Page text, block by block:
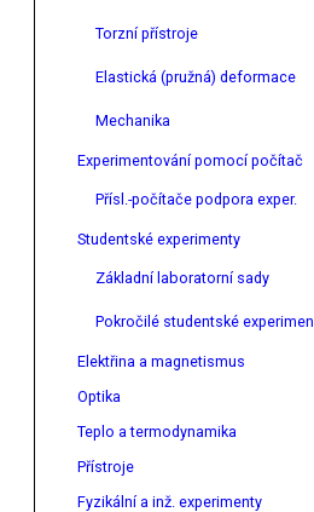
Torzní přístroje
Elastická (pružná) deformace
Mechanika
Experimentování pomocí počítač
Přísl.-počítače podpora exper.
Studentské experimenty
Základní laboratorní sady
Pokročilé studentské experimen
Elektřina a magnetismus
Optika
Teplo a termodynamika
Přístroje
Fyzikální a inž. experimenty